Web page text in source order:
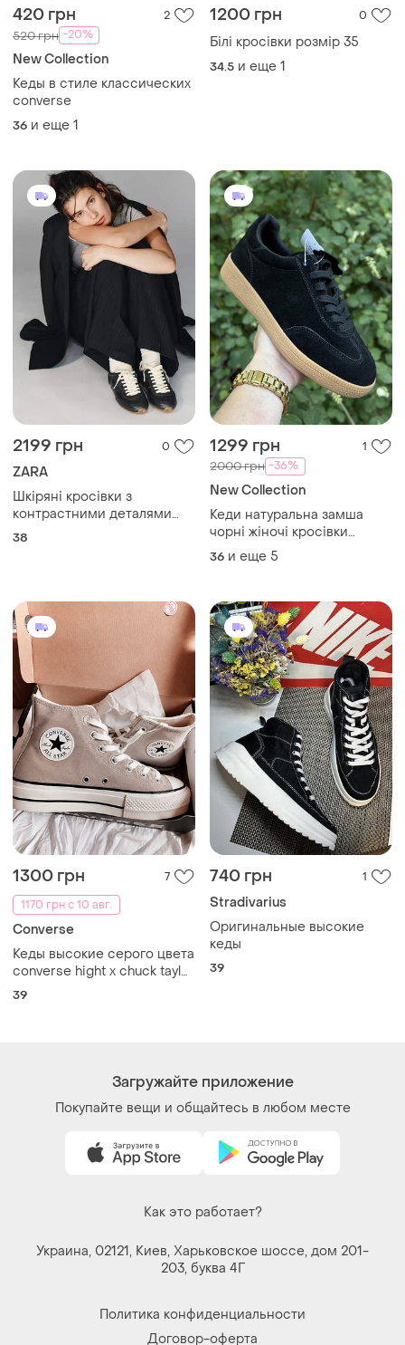
420 грн 2
520 грн -20%
New Collection
Кеды в стиле классических
converse
36 и еще 1
1200 грн 0
Білі кросівки розмір 35
34.5 и еще 1
2199 грн 0
ZARA
Шкіряні кросівки з
контрастними деталями
zara, шкірні кеди zara
38
1299 грн 1
2000 грн -36%
New Collection
Кеди натуральна замша
чорні жіночі кросівки
класичні
36 и еще 5
1300 грн
7
1170 грн с 10 авг.
Converse
Кеды высокие серого цвета
converse hight x chuck taylor
platform graphite
39
740 грн 1
Stradivarius
Оригинальные высокие
кеды
39
Загружайте приложение
Покупайте вещи и общайтесь в любом месте
Как это работает?
Украина, 02121, Киев, Харьковское шоссе, дом 201-
203, буква 4Г
Политика конфиденциальности
Договор-оферта